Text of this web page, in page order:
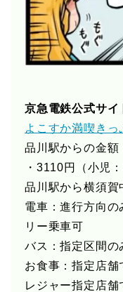
京急電鉄公式サイ
よこすか満喫きっ
品川駅からの金額
・3110円（小児
品川駅から横須賀
電車：進行方向の
リー乗車可
バス：指定区間の
お食事：指定店舗
レジャー指定店舗